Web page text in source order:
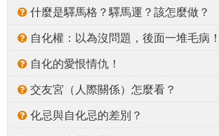
什麼是驛馬格？驛馬運？該怎麼做？
自化權：以為沒問題，後面一堆毛病！
自化的愛恨情仇！
交友宮（人際關係）怎麼看？
化忌與自化忌的差別？